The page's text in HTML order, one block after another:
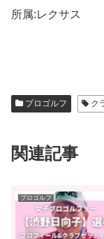
所属:レクサス
プロゴルフ ク
関連記事
プロゴルフ